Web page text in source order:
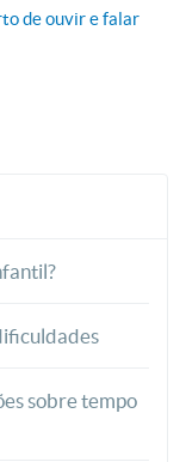
de ouvir e falar
sobre tempo